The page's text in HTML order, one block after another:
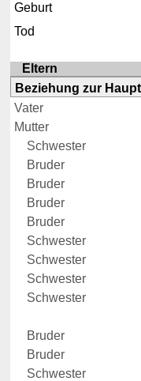
Geburt
Tod
Eltern
Beziehung zur
Vater
Mutter
Schwester
Bruder
Bruder
Bruder
Bruder
Schwester
Schwester
Schwester
Schwester
Bruder
Bruder
Schwester